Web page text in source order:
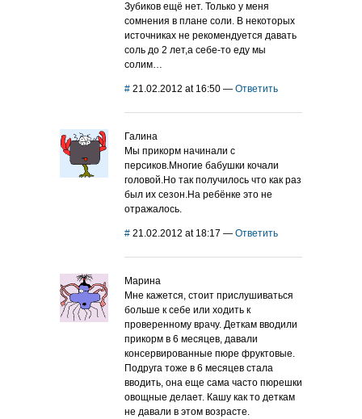
Зубиков ещё нет. Только у меня
сомнения в плане соли. В некоторых
источниках не рекомендуется давать
соль до 2 лет,а себе-то еду мы
солим…
# 21.02.2012 at 16:50 — Ответить
Галина
Мы прикорм начинали с
персиков.Многие бабушки кочали
головой.Но так получилось что как раз
был их сезон.На ребёнке это не
отражалось.
# 21.02.2012 at 18:17 — Ответить
Марина
Мне кажется, стоит прислушиваться
больше к себе или ходить к
проверенному врачу. Деткам вводили
прикорм в 6 месяцев, давали
консервированные пюре фруктовые.
Подруга тоже в 6 месяцев стала
вводить, она еще сама часто пюрешки
овощные делает. Кашу как то деткам
не давали в этом возрасте.